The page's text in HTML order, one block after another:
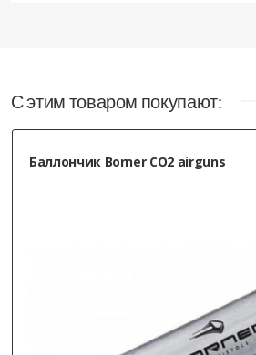
С этим товаром покупают:
Баллончик Borner CO2 airguns